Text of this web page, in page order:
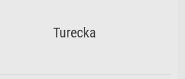
Turecka